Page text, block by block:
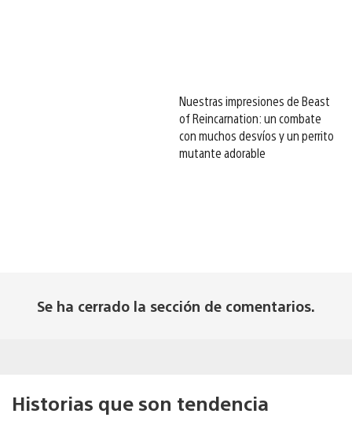
Nuestras impresiones de Beast
of Reincarnation: un combate
con muchos desvíos y un perrito
mutante adorable
Se ha cerrado la sección de comentarios.
Historias que son tendencia